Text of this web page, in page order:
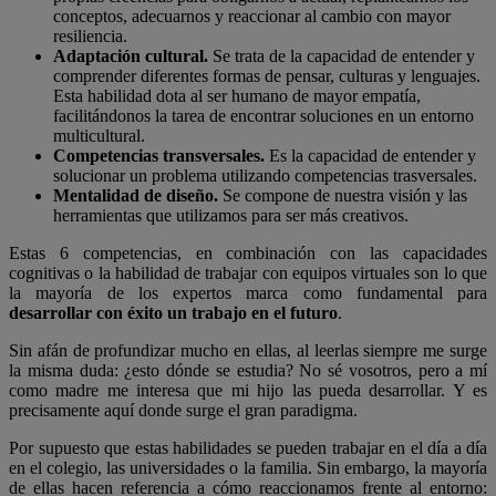
conceptos, adecuarnos y reaccionar al cambio con mayor
resiliencia.
Adaptación cultural. Se trata de la capacidad de entender y
comprender diferentes formas de pensar, culturas y lenguajes.
Esta habilidad dota al ser humano de mayor empatía,
facilitándonos la tarea de encontrar soluciones en un entorno
multicultural.
Competencias transversales. Es la capacidad de entender y
solucionar un problema utilizando competencias trasversales.
Mentalidad de diseño. Se compone de nuestra visión y las
herramientas que utilizamos para ser más creativos.
Estas 6 competencias, en combinación con las capacidades
cognitivas o la habilidad de trabajar con equipos virtuales son lo que
la mayoría de los expertos marca como fundamental para
desarrollar con éxito un trabajo en el futuro.
Sin afán de profundizar mucho en ellas, al leerlas siempre me surge
la misma duda: ¿esto dónde se estudia? No sé vosotros, pero a mí
como madre me interesa que mi hijo las pueda desarrollar. Y es
precisamente aquí donde surge el gran paradigma.
Por supuesto que estas habilidades se pueden trabajar en el día a día
en el colegio, las universidades o la familia. Sin embargo, la mayoría
de ellas hacen referencia a cómo reaccionamos frente al entorno: